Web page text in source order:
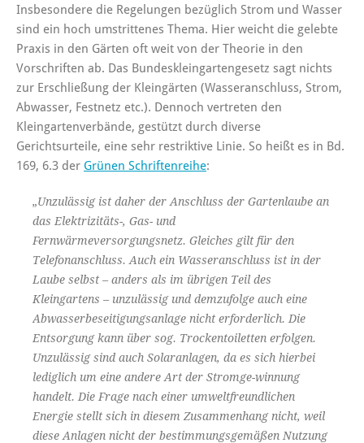
Insbesondere die Regelungen bezüglich Strom und Wasser
sind ein hoch umstrittenes Thema. Hier weicht die gelebte
Praxis in den Gärten oft weit von der Theorie in den
Vorschriften ab. Das Bundeskleingartengesetz sagt nichts
zur Erschließung der Kleingärten (Wasseranschluss, Strom,
Abwasser, Festnetz etc.). Dennoch vertreten den
Kleingartenverbände, gestützt durch diverse
Gerichtsurteile, eine sehr restriktive Linie. So heißt es in Bd.
169, 6.3 der Grünen Schriftenreihe:
„Unzulässig ist daher der Anschluss der Gartenlaube an
das Elektrizitäts-, Gas- und
Fernwärmeversorgungsnetz. Gleiches gilt für den
Telefonanschluss. Auch ein Wasseranschluss ist in der
Laube selbst – anders als im übrigen Teil des
Kleingartens – unzulässig und demzufolge auch eine
Abwasserbeseitigungsanlage nicht erforderlich. Die
Entsorgung kann über sog. Trockentoiletten erfolgen.
Unzulässig sind auch Solaranlagen, da es sich hierbei
lediglich um eine andere Art der Stromge-winnung
handelt. Die Frage nach einer umweltfreundlichen
Energie stellt sich in diesem Zusammenhang nicht, weil
diese Anlagen nicht der bestimmungsgemäßen Nutzung